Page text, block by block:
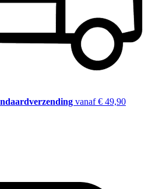
vanaf € 49,90